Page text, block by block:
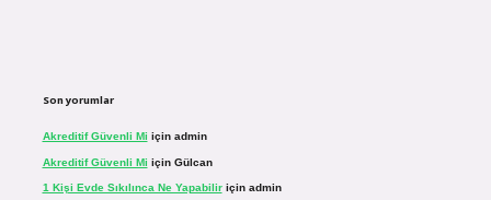
Son yorumlar
Akreditif Güvenli Mi için admin
Akreditif Güvenli Mi için Gülcan
1 Kişi Evde Sıkılınca Ne Yapabiliriçin admin